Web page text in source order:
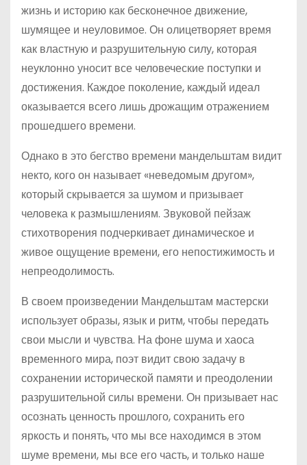
жизнь и историю как бесконечное движение,
шумящее и неуловимое. Он олицетворяет время
как властную и разрушительную силу, которая
неуклонно уносит все человеческие поступки и
достижения. Каждое поколение, каждый идеал
оказывается всего лишь дрожащим отражением
прошедшего времени.
Однако в это бегство времени мандельштам видит
некто, кого он называет «неведомым другом»,
который скрывается за шумом и призывает
человека к размышлениям. Звуковой пейзаж
стихотворения подчеркивает динамическое и
живое ощущение времени, его непостижимость и
непреодолимость.
В своем произведении Мандельштам мастерски
использует образы, язык и ритм, чтобы передать
свои мысли и чувства. На фоне шума и хаоса
временного мира, поэт видит свою задачу в
сохранении исторической памяти и преодолении
разрушительной силы времени. Он призывает нас
осознать ценность прошлого, сохранить его
яркость и понять, что мы все находимся в этом
шуме времени, мы все его часть, и только наше